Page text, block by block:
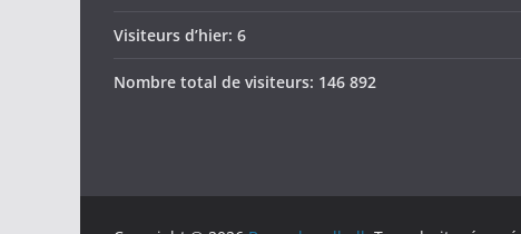
Visiteurs d’hier: 6
Nombre total de visiteurs: 146 892